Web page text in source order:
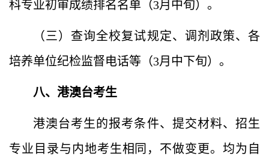
科专业初审成绩排名名单（3月中旬）。
（三）查询全校复试规定、调剂政策、各
培养单位纪检监督电话等（3月中下旬）。
八、港澳台考生
港澳台考生的报考条件、提交材料、招生
专业目录与内地考生相同，不做变更。均为自